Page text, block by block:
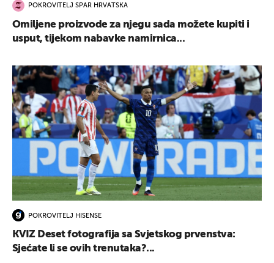
POKROVITELJ SPAR HRVATSKA
Omiljene proizvode za njegu sada možete kupiti i
usput, tijekom nabavke namirnica...
POKROVITELJ HISENSE
KVIZ Deset fotografija sa Svjetskog prvenstva:
Sjećate li se ovih trenutaka?...